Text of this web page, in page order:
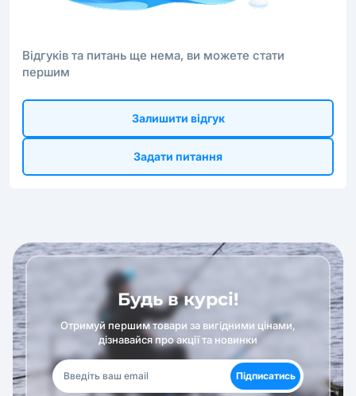
Відгуків та питань ще нема, ви можете стати
першим
Залишити відгук
Задати питання
Будь в курсі!
Отримуй першим товари за вигідними цінами,
дізнавайся про акції та новинки
Підписатись